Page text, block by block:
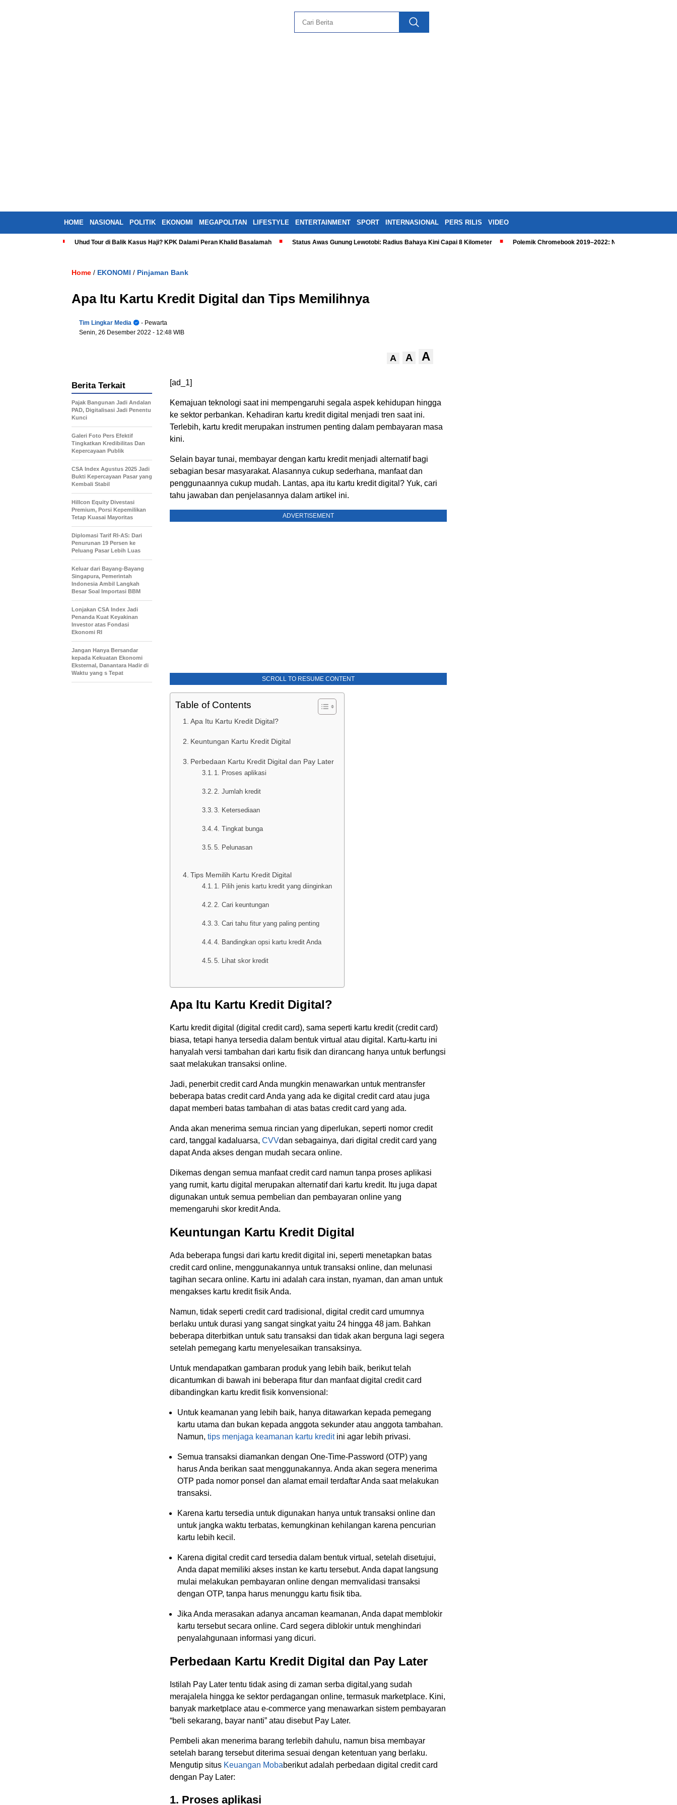
HOME NASIONAL POLITIK EKONOMI MEGAPOLITAN LIFESTYLE ENTERTAINMENT SPORT INTERNASIONAL PERS RILIS VIDEO
Uhud Tour di Balik Kasus Haji? KPK Dalami Peran Khalid Basalamah Status Awas Gunung Lewotobi: Radius Bahaya Kini Capai 8 Kilometer Polemik Chromebook 2019–2022: Nadiem Dipanggil,
Home / EKONOMI / Pinjaman Bank
Apa Itu Kartu Kredit Digital dan Tips Memilihnya
Tim Lingkar Media
- Pewarta
Senin, 26 Desember 2022 - 12:48 WIB
A A A
[ad_1]
Kemajuan teknologi saat ini mempengaruhi segala aspek kehidupan hingga
ke sektor perbankan. Kehadiran kartu kredit digital menjadi tren saat ini.
Terlebih, kartu kredit merupakan instrumen penting dalam pembayaran masa
kini.
Selain bayar tunai, membayar dengan kartu kredit menjadi alternatif bagi
sebagian besar masyarakat. Alasannya cukup sederhana, manfaat dan
penggunaannya cukup mudah. Lantas, apa itu kartu kredit digital? Yuk, cari
tahu jawaban dan penjelasannya dalam artikel ini.
ADVERTISEMENT
SCROLL TO RESUME CONTENT
Table of Contents
Apa Itu Kartu Kredit Digital?
Keuntungan Kartu Kredit Digital
Perbedaan Kartu Kredit Digital dan Pay Later
1. Proses aplikasi
2. Jumlah kredit
3. Ketersediaan
4. Tingkat bunga
5. Pelunasan
Tips Memilih Kartu Kredit Digital
1. Pilih jenis kartu kredit yang diinginkan
2. Cari keuntungan
3. Cari tahu fitur yang paling penting
4. Bandingkan opsi kartu kredit Anda
5. Lihat skor kredit
Apa Itu Kartu Kredit Digital?
Kartu kredit digital (digital credit card), sama seperti kartu kredit (credit card)
biasa, tetapi hanya tersedia dalam bentuk virtual atau digital. Kartu-kartu ini
hanyalah versi tambahan dari kartu fisik dan dirancang hanya untuk berfungsi
saat melakukan transaksi online.
Jadi, penerbit credit card Anda mungkin menawarkan untuk mentransfer
beberapa batas credit card Anda yang ada ke digital credit card atau juga
dapat memberi batas tambahan di atas batas credit card yang ada.
Anda akan menerima semua rincian yang diperlukan, seperti nomor credit
card, tanggal kadaluarsa, CVVdan sebagainya, dari digital credit card yang
dapat Anda akses dengan mudah secara online.
Dikemas dengan semua manfaat credit card namun tanpa proses aplikasi
yang rumit, kartu digital merupakan alternatif dari kartu kredit. Itu juga dapat
digunakan untuk semua pembelian dan pembayaran online yang
memengaruhi skor kredit Anda.
Keuntungan Kartu Kredit Digital
Ada beberapa fungsi dari kartu kredit digital ini, seperti menetapkan batas
credit card online, menggunakannya untuk transaksi online, dan melunasi
tagihan secara online. Kartu ini adalah cara instan, nyaman, dan aman untuk
mengakses kartu kredit fisik Anda.
Namun, tidak seperti credit card tradisional, digital credit card umumnya
berlaku untuk durasi yang sangat singkat yaitu 24 hingga 48 jam. Bahkan
beberapa diterbitkan untuk satu transaksi dan tidak akan berguna lagi segera
setelah pemegang kartu menyelesaikan transaksinya.
Untuk mendapatkan gambaran produk yang lebih baik, berikut telah
dicantumkan di bawah ini beberapa fitur dan manfaat digital credit card
dibandingkan kartu kredit fisik konvensional:
Untuk keamanan yang lebih baik, hanya ditawarkan kepada pemegang
kartu utama dan bukan kepada anggota sekunder atau anggota tambahan.
Namun, tips menjaga keamanan kartu kreditini agar lebih privasi.
Semua transaksi diamankan dengan One-Time-Password (OTP) yang
harus Anda berikan saat menggunakannya. Anda akan segera menerima
OTP pada nomor ponsel dan alamat email terdaftar Anda saat melakukan
transaksi.
Karena kartu tersedia untuk digunakan hanya untuk transaksi online dan
untuk jangka waktu terbatas, kemungkinan kehilangan karena pencurian
kartu lebih kecil.
Karena digital credit card tersedia dalam bentuk virtual, setelah disetujui,
Anda dapat memiliki akses instan ke kartu tersebut. Anda dapat langsung
mulai melakukan pembayaran online dengan memvalidasi transaksi
dengan OTP, tanpa harus menunggu kartu fisik tiba.
Jika Anda merasakan adanya ancaman keamanan, Anda dapat memblokir
kartu tersebut secara online. Card segera diblokir untuk menghindari
penyalahgunaan informasi yang dicuri.
Perbedaan Kartu Kredit Digital dan Pay Later
Istilah Pay Later tentu tidak asing di zaman serba digital,yang sudah
merajalela hingga ke sektor perdagangan online, termasuk marketplace. Kini,
banyak marketplace atau e-commerce yang menawarkan sistem pembayaran
“beli sekarang, bayar nanti” atau disebut Pay Later.
Pembeli akan menerima barang terlebih dahulu, namun bisa membayar
setelah barang tersebut diterima sesuai dengan ketentuan yang berlaku.
Mengutip situs Keuangan Mobaberikut adalah perbedaan digital credit card
dengan Pay Later:
1. Proses aplikasi
Berita Terkait
Pajak Bangunan Jadi Andalan
PAD, Digitalisasi Jadi Penentu
Kunci
Galeri Foto Pers Efektif
Tingkatkan Kredibilitas Dan
Kepercayaan Publik
CSA Index Agustus 2025 Jadi
Bukti Kepercayaan Pasar yang
Kembali Stabil
Hillcon Equity Divestasi
Premium, Porsi Kepemilikan
Tetap Kuasai Mayoritas
Diplomasi Tarif RI-AS: Dari
Penurunan 19 Persen ke
Peluang Pasar Lebih Luas
Keluar dari Bayang-Bayang
Singapura, Pemerintah
Indonesia Ambil Langkah
Besar Soal Importasi BBM
Lonjakan CSA Index Jadi
Penanda Kuat Keyakinan
Investor atas Fondasi
Ekonomi RI
Jangan Hanya Bersandar
kepada Kekuatan Ekonomi
Eksternal, Danantara Hadir di
Waktu yang s Tepat